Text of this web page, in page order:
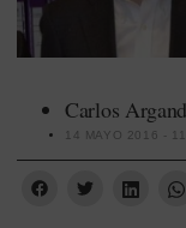
Carlos
14 MAYO 2016 -